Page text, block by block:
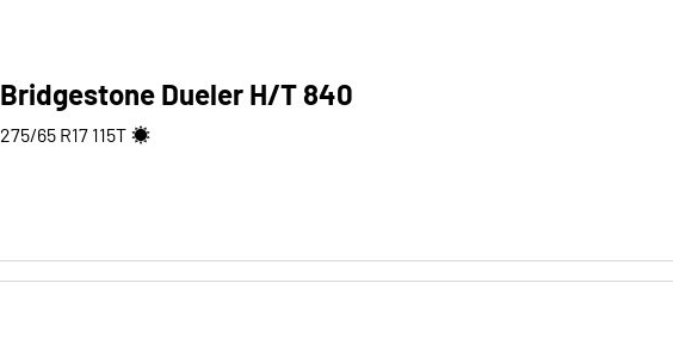
Bridgestone Dueler H/T 840
275/65 R17 115T